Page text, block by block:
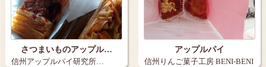
さつまいものアップル…
信州アップルパイ研究所…
アップルパイ
信州りんご菓子工房 BENI-BENI